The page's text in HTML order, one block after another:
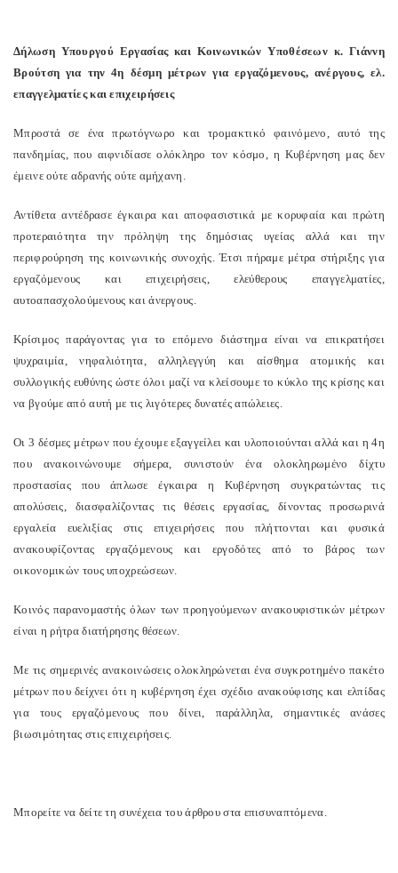
Δήλωση Υπουργού Εργασίας και Κοινωνικών Υποθέσεων κ. Γιάννη
Βρούτση για την 4η δέσμη μέτρων για εργαζόμενους, ανέργους, ελ.
επαγγελματίες και επιχειρήσεις
Μπροστά σε ένα πρωτόγνωρο και τρομακτικό φαινόμενο, αυτό της
πανδημίας, που αιφνιδίασε ολόκληρο τον κόσμο, η Κυβέρνηση μας δεν
έμεινε ούτε αδρανής ούτε αμήχανη.
Αντίθετα αντέδρασε έγκαιρα και αποφασιστικά με κορυφαία και πρώτη
προτεραιότητα την πρόληψη της δημόσιας υγείας αλλά και την
περιφρούρηση της κοινωνικής συνοχής. Έτσι πήραμε μέτρα στήριξης για
εργαζόμενους και επιχειρήσεις, ελεύθερους επαγγελματίες,
αυτοαπασχολούμενους και άνεργους.
Κρίσιμος παράγοντας για το επόμενο διάστημα είναι να επικρατήσει
ψυχραιμία, νηφαλιότητα, αλληλεγγύη και αίσθημα ατομικής και
συλλογικής ευθύνης ώστε όλοι μαζί να κλείσουμε το κύκλο της κρίσης και
να βγούμε από αυτή με τις λιγότερες δυνατές απώλειες.
Οι 3 δέσμες μέτρων που έχουμε εξαγγείλει και υλοποιούνται αλλά και η 4η
που ανακοινώνουμε σήμερα, συνιστούν ένα ολοκληρωμένο δίχτυ
προστασίας που άπλωσε έγκαιρα η Κυβέρνηση συγκρατώντας τις
απολύσεις, διασφαλίζοντας τις θέσεις εργασίας, δίνοντας προσωρινά
εργαλεία ευελιξίας στις επιχειρήσεις που πλήττονται και φυσικά
ανακουφίζοντας εργαζόμενους και εργοδότες από το βάρος των
οικονομικών τους υποχρεώσεων.
Κοινός παρανομαστής όλων των προηγούμενων ανακουφιστικών μέτρων
είναι η ρήτρα διατήρησης θέσεων.
Με τις σημερινές ανακοινώσεις ολοκληρώνεται ένα συγκροτημένο πακέτο
μέτρων που δείχνει ότι η κυβέρνηση έχει σχέδιο ανακούφισης και ελπίδας
για τους εργαζόμενους που δίνει, παράλληλα, σημαντικές ανάσες
βιωσιμότητας στις επιχειρήσεις.
Μπορείτε να δείτε τη συνέχεια του άρθρου στα επισυναπτόμενα.